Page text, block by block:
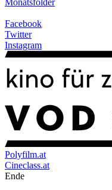
Facebook
Twitter
Instagram
Polyfilm.at
Cineclass.at
Ende